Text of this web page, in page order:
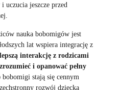
uczucia jeszcze przed
nauka bobomigów jest
lat wspiera integrację z
interakcję z rodzicami
i opanować pełny
bobomigi stają się cennym
rozwój dziecka